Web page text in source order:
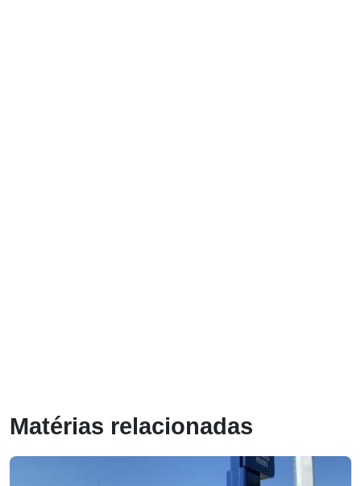
Matérias relacionadas